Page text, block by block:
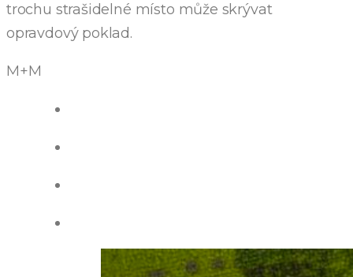
trochu strašidelné místo může skrývat
opravdový poklad.
M+M